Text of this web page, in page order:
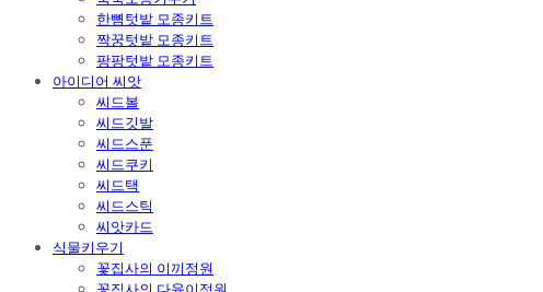
한뼘텃밭 모종키트
짝꿍텃밭 모종키트
팡팡텃밭 모종키트
아이디어 씨앗
씨드볼
씨드깃발
씨드스푼
씨드쿠키
씨드택
씨드스틱
씨앗카드
식물키우기
꽃집사의 이끼정원